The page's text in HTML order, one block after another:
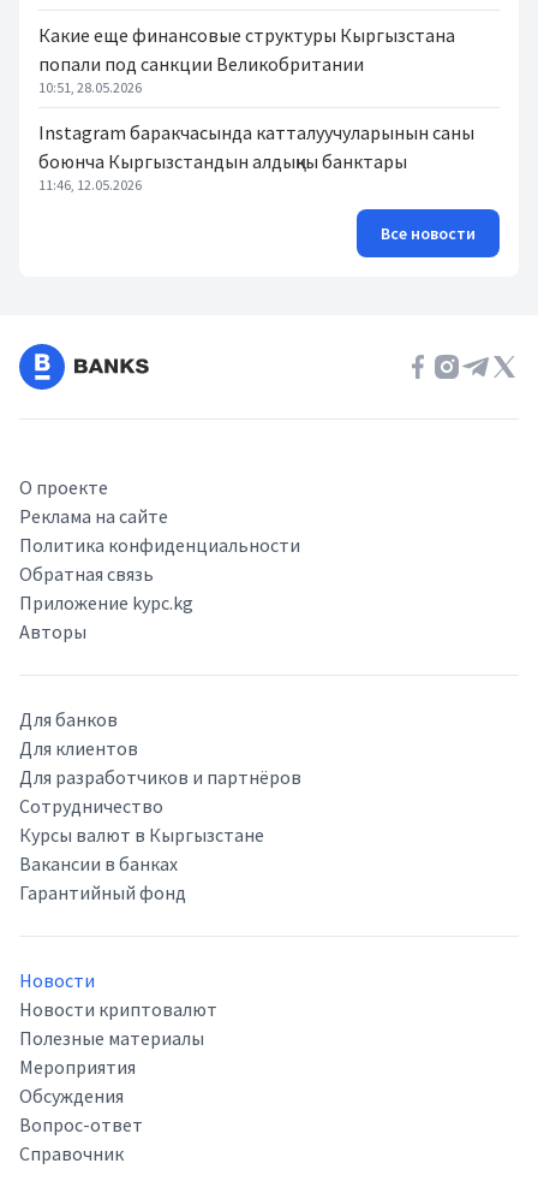
Какие еще финансовые структуры Кыргызстана
попали под санкции Великобритании
10:51, 28.05.2026
Instagram баракчасында катталуучуларынын саны
боюнча Кыргызстандын алдыңкы банктары
11:46, 12.05.2026
Все новости
О проекте
Реклама на сайте
Политика конфиденциальности
Обратная связь
Приложение kypc.kg
Авторы
Для банков
Для клиентов
Для разработчиков и партнёров
Сотрудничество
Курсы валют в Кыргызстане
Вакансии в банках
Гарантийный фонд
Новости
Новости криптовалют
Полезные материалы
Мероприятия
Обсуждения
Вопрос-ответ
Справочник